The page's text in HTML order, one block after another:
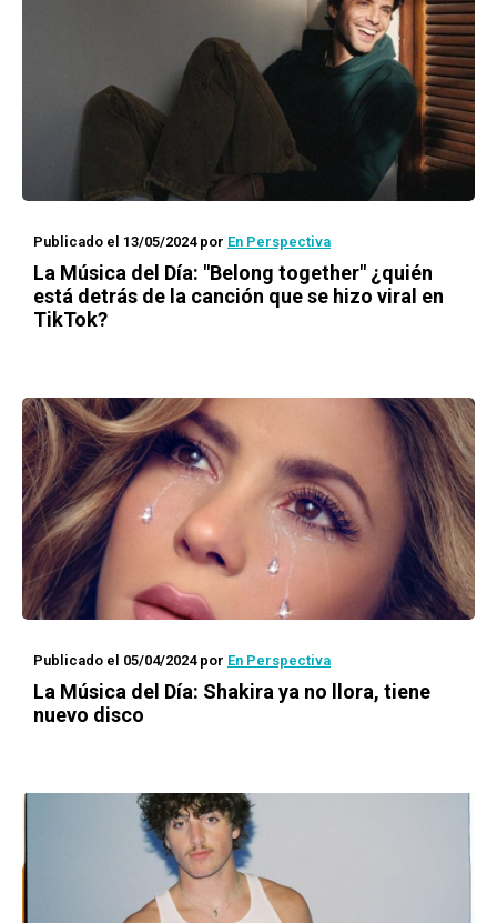
Publicado el 13/05/2024por En Perspectiva
La Música del Día: "Belong together" ¿quién
está detrás de la canción que se hizo viral en
TikTok?
Publicado el 05/04/2024por En Perspectiva
La Música del Día: Shakira ya no llora, tiene
nuevo disco